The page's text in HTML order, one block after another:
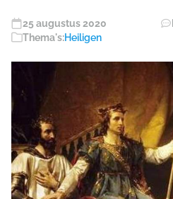
25 augustus 2020
Thema's:Heiligen